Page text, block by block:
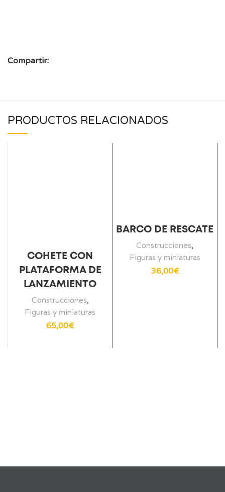
Compartir:
PRODUCTOS RELACIONADOS
COHETE CON
PLATAFORMA DE
LANZAMIENTO
Construcciones,
Figuras y miniaturas
65,00€
BARCO DE RESCATE
Construcciones,
Figuras y miniaturas
36,00€